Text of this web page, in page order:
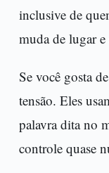
inclusive de
muda de lugar
Se você gosta
tensão. Eles
palavra dita no
controle quase